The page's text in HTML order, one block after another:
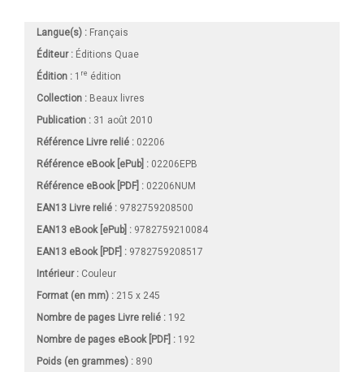
Langue(s) : Français
Éditeur : Éditions Quae
Édition : 1 re édition
Collection : Beaux livres
Publication : 31 août 2010
Référence Livre relié : 02206
Référence eBook [ePub] : 02206EPB
Référence eBook [PDF] : 02206NUM
EAN13 Livre relié : 9782759208500
EAN13 eBook [ePub] : 9782759210084
EAN13 eBook [PDF] : 9782759208517
Intérieur : Couleur
Format (en mm) : 215 x 245
Nombre de pages Livre relié : 192
Nombre de pages eBook [PDF] : 192
Poids (en grammes) : 890